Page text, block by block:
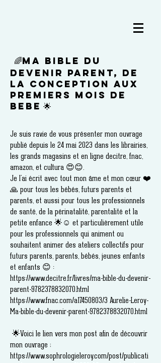
🌈MA BIBLE DU
DEVENIR PARENT, DE
LA CONCEPTION AUX
PREMIERS MOIS DE
BEBE 🌟
Je suis ravie de vous présenter mon ouvrage
publié depuis le 24 mai 2023 dans les librairies,
les grands magasins et en ligne decitre, fnac,
amazon, et cultura 😍😊.
Je l'ai écrit avec tout mon âme et mon cœur ❤️
🙏 pour tous les bébés, futurs parents et
parents, et aussi pour tous les professionnels
de santé, de la périnatalité, parentalité et la
petite enfance 🌟☺️ et particulièrement utile
pour les professionnels qui animent ou
souhaitent animer des ateliers collectifs pour
futurs parents, parents, bébés, jeunes enfants
et enfants 😊 :
https://www.decitre.fr/livres/ma-bible-du-devenir-
parent-9782378832070.html
https://www.fnac.com/a17450803/3 Aurelie-Leroy-
Ma-bible-du-devenir-parent-9782378832070.html
🌟Voici le lien vers mon post afin de découvrir
mon ouvrage ;
https://www.sophrologieleroy.com/post/publicati